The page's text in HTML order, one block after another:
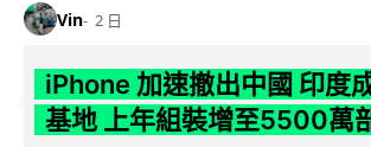
Vin 2 日
iPhone 加速撤出中國 印度
基地 上年組裝增至5500萬